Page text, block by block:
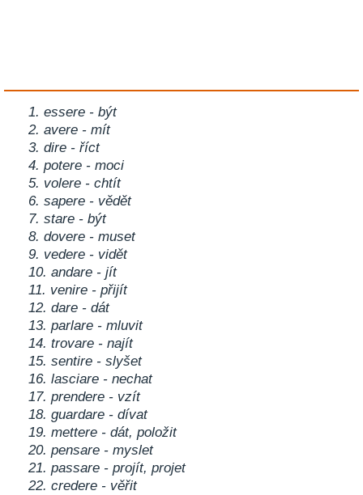
1. essere - být
2. avere - mít
3. dire - říct
4. potere - moci
5. volere - chtít
6. sapere - vědět
7. stare - být
8. dovere - muset
9. vedere - vidět
10. andare - jít
11. venire - přijít
12. dare - dát
13. parlare - mluvit
14. trovare - najít
15. sentire - slyšet
16. lasciare - nechat
17. prendere - vzít
18. guardare - dívat
19. mettere - dát, položit
20. pensare - myslet
21. passare - projít, projet
22. credere - věřit